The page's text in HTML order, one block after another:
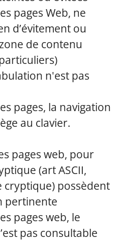
pages Web, ne
d’évitement ou
de contenu
n'est pas
pages, la navigation
au clavier.
pages web, pour
(art ASCII,
cryptique) possèdent
pertinente
pages web, le
pas consultable